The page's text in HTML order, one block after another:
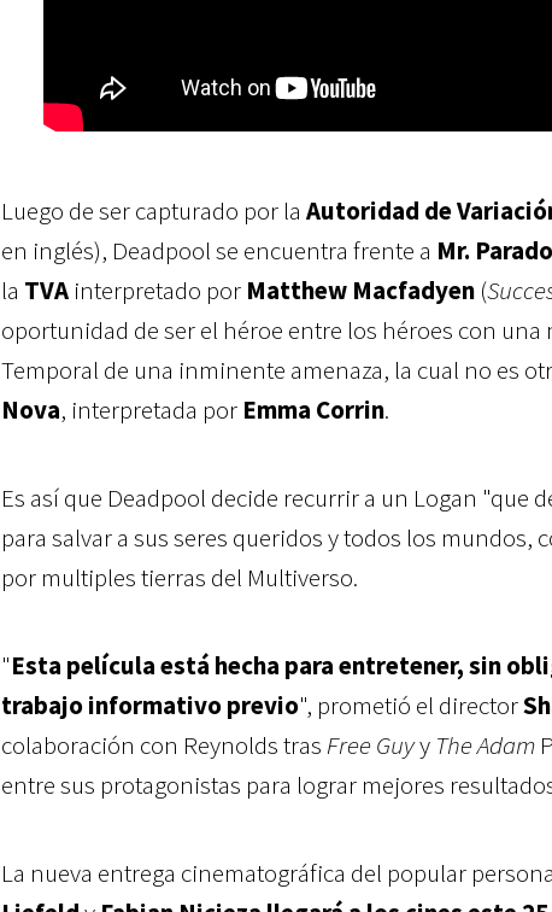
Luego de ser capturado por la Autoridad de
en inglés), Deadpool se encuentra frente a Mr.
la TVA interpretado por Matthew Macfadyen (
oportunidad de ser el héroe entre los héroes con una
Temporal de una inminente amenaza, la cual no es
Nova, interpretada por Emma Corrin.
Es así que Deadpool decide recurrir a un Logan "que
para salvar a sus seres queridos y todos los mundos,
por multiples tierras del Multiverso.
"Esta película está hecha para entretener, sin
trabajo informativo previo", prometió el director
colaboración con Reynolds tras Free Guyy The Adam
entre sus protagonistas para lograr mejores
La nueva entrega cinematográfica del popular